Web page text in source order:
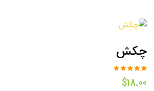
چکش
$18.00